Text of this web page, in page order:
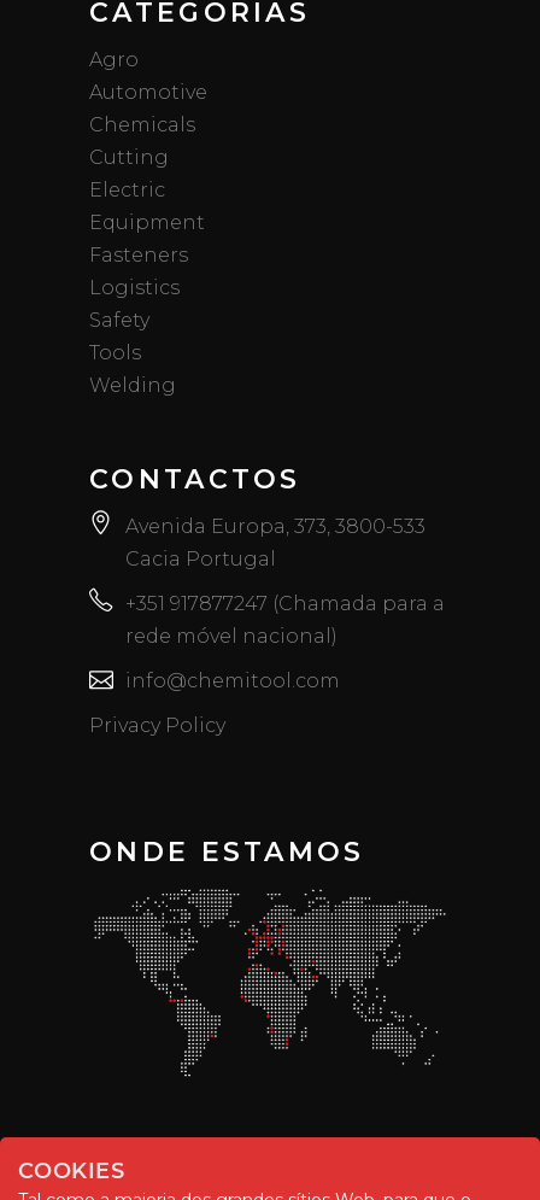
CATEGORIAS
Agro
Automotive
Chemicals
Cutting
Electric
Equipment
Fasteners
Logistics
Safety
Tools
Welding
CONTACTOS
Avenida Europa, 373, 3800-533
Cacia Portugal
+351 917877247 (Chamada para a
rede móvel nacional)
info@chemitool.com
Privacy Policy
ONDE ESTAMOS
COOKIES